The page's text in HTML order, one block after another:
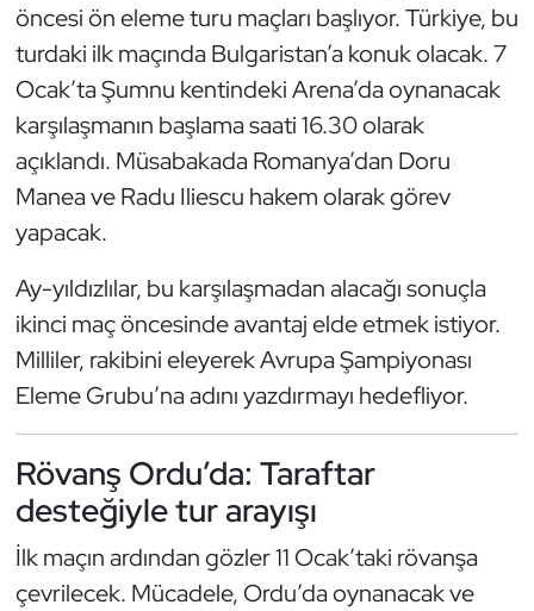
öncesi ön eleme turu maçları başlıyor. Türkiye, bu
turdaki ilk maçında Bulgaristan’a konuk olacak. 7
Ocak’ta Şumnu kentindeki Arena’da oynanacak
karşılaşmanın başlama saati 16.30 olarak
açıklandı. Müsabakada Romanya’dan Doru
Manea ve Radu Iliescu hakem olarak görev
yapacak.
Ay-yıldızlılar, bu karşılaşmadan alacağı sonuçla
ikinci maç öncesinde avantaj elde etmek istiyor.
Milliler, rakibini eleyerek Avrupa Şampiyonası
Eleme Grubu’na adını yazdırmayı hedefliyor.
Rövanş Ordu’da: Taraftar
desteğiyle tur arayışı
İlk maçın ardından gözler 11 Ocak’taki rövanşa
çevrilecek. Mücadele, Ordu’da oynanacak ve
Karate
Kayak
Kempo
Kick Boks
Kürek
Masa Tenisi
Modern Pentatlon
Motor Sporları
Muay Thai
Okçuluk